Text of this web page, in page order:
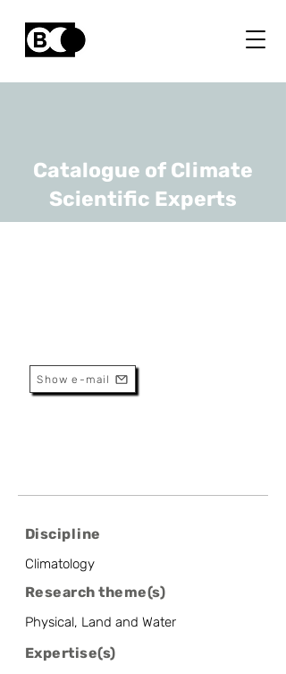
Catalogue of Climate
Scientific Experts
Show e-mail
Discipline
Climatology
Research theme(s)
Physical, Land and Water
Expertise(s)